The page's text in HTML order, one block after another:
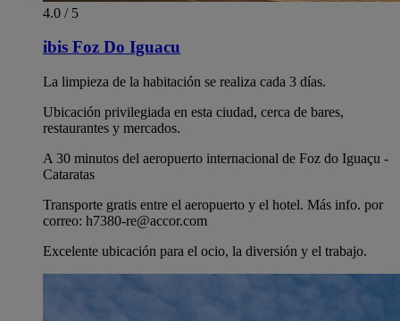
4.0 / 5
ibis Foz Do Iguacu
La limpieza de la habitación se realiza cada 3 días.
Ubicación privilegiada en esta ciudad, cerca de bares,
restaurantes y mercados.
A 30 minutos del aeropuerto internacional de Foz do Iguaçu -
Cataratas
Transporte gratis entre el aeropuerto y el hotel. Más info. por
correo: h7380-re@accor.com
Excelente ubicación para el ocio, la diversión y el trabajo.